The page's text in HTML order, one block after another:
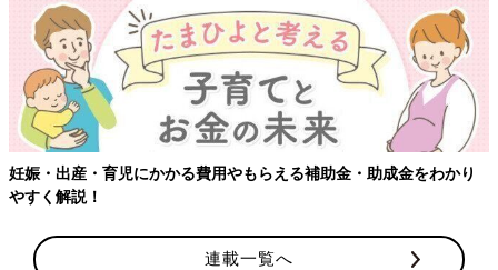
かり
【ワクチン接種できるものも】妊婦の感染症対策、知って
連載一覧へ